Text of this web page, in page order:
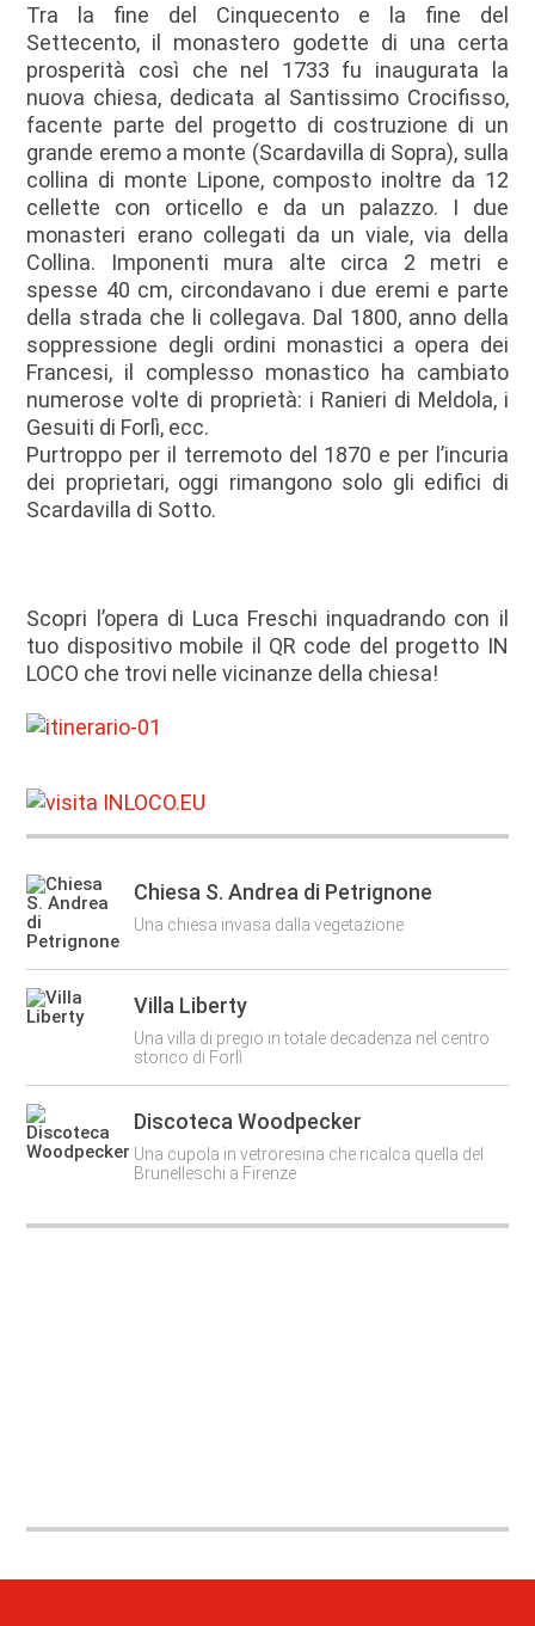
Tra la fine del Cinquecento e la fine del
Settecento, il monastero godette di una certa
prosperità così che nel 1733 fu inaugurata la
nuova chiesa, dedicata al Santissimo Crocifisso,
facente parte del progetto di costruzione di un
grande eremo a monte (Scardavilla di Sopra), sulla
collina di monte Lipone, composto inoltre da 12
cellette con orticello e da un palazzo. I due
monasteri erano collegati da un viale, via della
Collina. Imponenti mura alte circa 2 metri e
spesse 40 cm, circondavano i due eremi e parte
della strada che li collegava. Dal 1800, anno della
soppressione degli ordini monastici a opera dei
Francesi, il complesso monastico ha cambiato
numerose volte di proprietà: i Ranieri di Meldola, i
Gesuiti di Forlì, ecc.
Purtroppo per il terremoto del 1870 e per l’incuria
dei proprietari, oggi rimangono solo gli edifici di
Scardavilla di Sotto.
Scopri l’opera di Luca Freschi inquadrando con il
tuo dispositivo mobile il QR code del progetto IN
LOCO che trovi nelle vicinanze della chiesa!
Chiesa S. Andrea di Petrignone
Una chiesa invasa dalla vegetazione
Villa Liberty
Una villa di pregio in totale decadenza nel centro
storico di Forlì
Discoteca Woodpecker
Una cupola in vetroresina che ricalca quella del
Brunelleschi a Firenze